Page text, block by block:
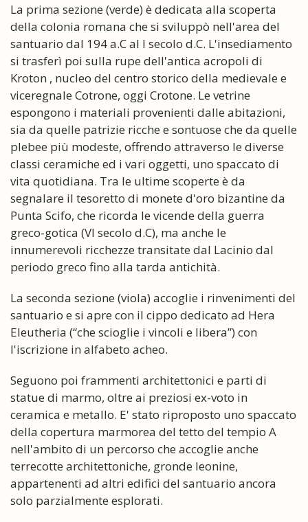
La prima sezione (verde) è dedicata alla scoperta
della colonia romana che si sviluppò nell'area del
santuario dal 194 a.C al I secolo d.C. L'insediamento
si trasferì poi sulla rupe dell'antica acropoli di
Kroton , nucleo del centro storico della medievale e
viceregnale Cotrone, oggi Crotone. Le vetrine
espongono i materiali provenienti dalle abitazioni,
sia da quelle patrizie ricche e sontuose che da quelle
plebee più modeste, offrendo attraverso le diverse
classi ceramiche ed i vari oggetti, uno spaccato di
vita quotidiana. Tra le ultime scoperte è da
segnalare il tesoretto di monete d'oro bizantine da
Punta Scifo, che ricorda le vicende della guerra
greco-gotica (VI secolo d.C), ma anche le
innumerevoli ricchezze transitate dal Lacinio dal
periodo greco fino alla tarda antichità.
La seconda sezione (viola) accoglie i rinvenimenti del
santuario e si apre con il cippo dedicato ad Hera
Eleutheria (“che scioglie i vincoli e libera”) con
l'iscrizione in alfabeto acheo.
Seguono poi frammenti architettonici e parti di
statue di marmo, oltre ai preziosi ex-voto in
ceramica e metallo. E' stato riproposto uno spaccato
della copertura marmorea del tetto del tempio A
nell'ambito di un percorso che accoglie anche
terrecotte architettoniche, gronde leonine,
appartenenti ad altri edifici del santuario ancora
solo parzialmente esplorati.